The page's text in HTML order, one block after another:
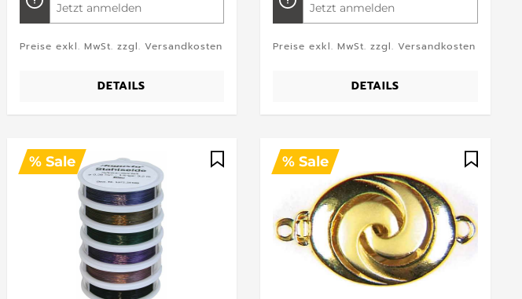
Jetzt anmelden
Preise exkl. MwSt. zzgl. Versandkosten
DETAILS
Jetzt anmelden
Preise exkl. MwSt. zzgl. Versandkosten
DETAILS
% Sale % Sale